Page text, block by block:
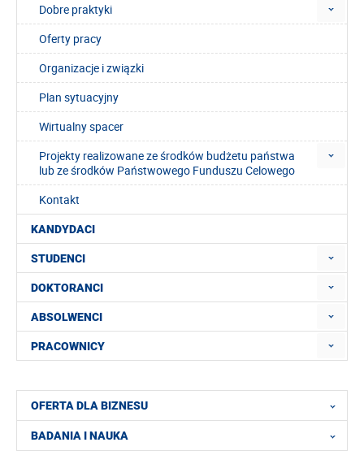
Dobre praktyki
Oferty pracy
Organizacje i związki
Plan sytuacyjny
Wirtualny spacer
Projekty realizowane ze środków budżetu państwa
lub ze środków Państwowego Funduszu Celowego
Kontakt
KANDYDACI
STUDENCI
DOKTORANCI
ABSOLWENCI
PRACOWNICY
OFERTA DLA BIZNESU
BADANIA I NAUKA